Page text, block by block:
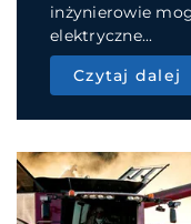
inżynierowie
elektryczne...
Czytaj dalej